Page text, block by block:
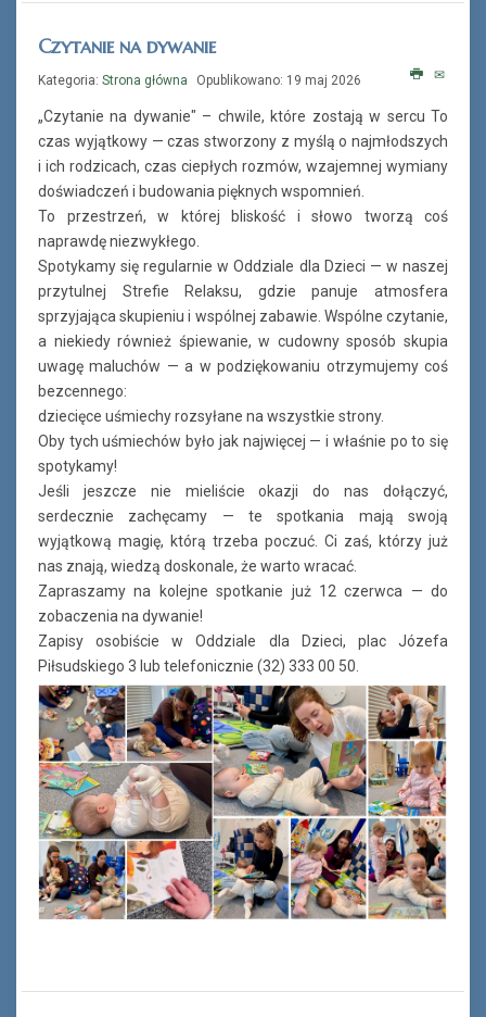
Czytanie na dywanie
Kategoria: Strona główna Opublikowano: 19 maj 2026
„Czytanie na dywanie" – chwile, które zostają w sercu To
czas wyjątkowy — czas stworzony z myślą o najmłodszych
i ich rodzicach, czas ciepłych rozmów, wzajemnej wymiany
doświadczeń i budowania pięknych wspomnień.
To przestrzeń, w której bliskość i słowo tworzą coś
naprawdę niezwykłego.
Spotykamy się regularnie w Oddziale dla Dzieci — w naszej
przytulnej Strefie Relaksu, gdzie panuje atmosfera
sprzyjająca skupieniu i wspólnej zabawie. Wspólne czytanie,
a niekiedy również śpiewanie, w cudowny sposób skupia
uwagę maluchów — a w podziękowaniu otrzymujemy coś
bezcennego:
dziecięce uśmiechy rozsyłane na wszystkie strony.
Oby tych uśmiechów było jak najwięcej — i właśnie po to się
spotykamy!
Jeśli jeszcze nie mieliście okazji do nas dołączyć,
serdecznie zachęcamy — te spotkania mają swoją
wyjątkową magię, którą trzeba poczuć. Ci zaś, którzy już
nas znają, wiedzą doskonale, że warto wracać.
Zapraszamy na kolejne spotkanie już 12 czerwca — do
zobaczenia na dywanie!
Zapisy osobiście w Oddziale dla Dzieci, plac Józefa
Piłsudskiego 3 lub telefonicznie (32) 333 00 50.